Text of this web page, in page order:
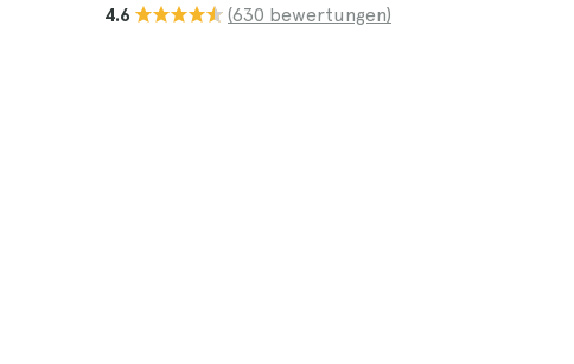
4.6 (630 bewertungen)